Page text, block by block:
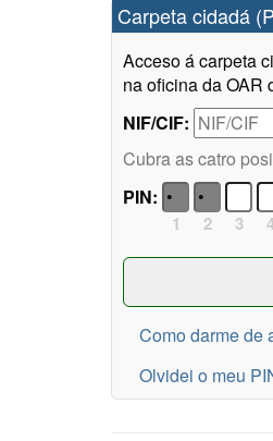
Carpeta cidadá
Acceso á carpeta
na oficina da OAR
NIF/CIF:
Cubra as catro
PIN:
1 2 3
Como darme de
Olvidei o meu